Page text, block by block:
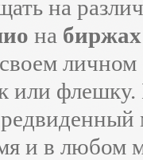
на
на
или
и в любом